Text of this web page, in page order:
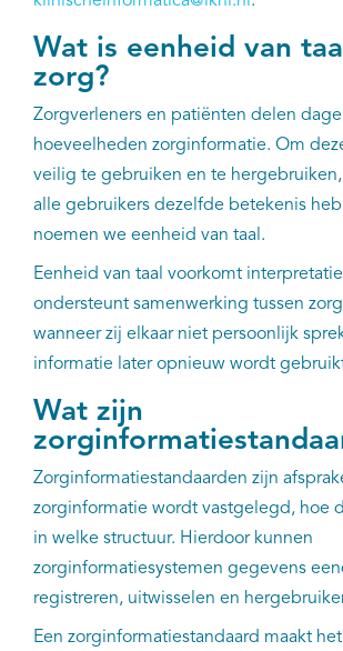
EN
Wat is eenheid van
zorg?
Zorgverleners en patiënten delen
hoeveelheden zorginformatie. Om
veilig te gebruiken en te
alle gebruikers dezelfde betekenis
noemen we eenheid van taal.
Eenheid van taal voorkomt
ondersteunt samenwerking tussen
wanneer zij elkaar niet persoonlijk
informatie later opnieuw wordt
Wat zijn
Zorginformatiestandaarden zijn
zorginformatie wordt vastgelegd, hoe
in welke structuur. Hierdoor kunnen
zorginformatiesystemen gegevens
registreren, uitwisselen en
Een zorginformatiestandaard maakt